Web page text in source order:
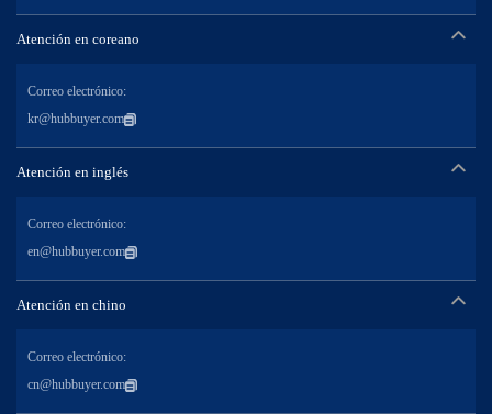
Atención en coreano
Correo electrónico:
kr@hubbuyer.com
Atención en inglés
Correo electrónico:
en@hubbuyer.com
Atención en chino
Correo electrónico:
cn@hubbuyer.com